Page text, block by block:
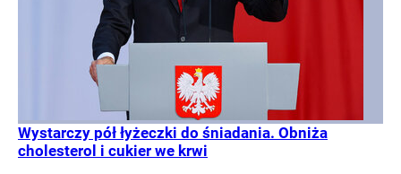
Wystarczy pół łyżeczki do śniadania. Obniża
cholesterol i cukier we krwi